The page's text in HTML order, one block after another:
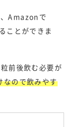
Amazonで
ことができま
前後飲む必要が
なので飲みやす